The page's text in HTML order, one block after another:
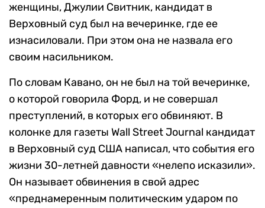
женщины, Джулии Свитник, кандидат в
Верховный суд был на вечеринке, где ее
изнасиловали. При этом она не назвала его
своим насильником.
По словам Кавано, он не был на той вечеринке,
о которой говорила Форд, и не совершал
преступлений, в которых его обвиняют. В
колонке для газеты Wall Street Journal кандидат
в Верховный суд США написал, что события его
жизни 30-летней давности «нелепо исказили».
Он называет обвинения в свой адрес
«преднамеренным политическим ударом по